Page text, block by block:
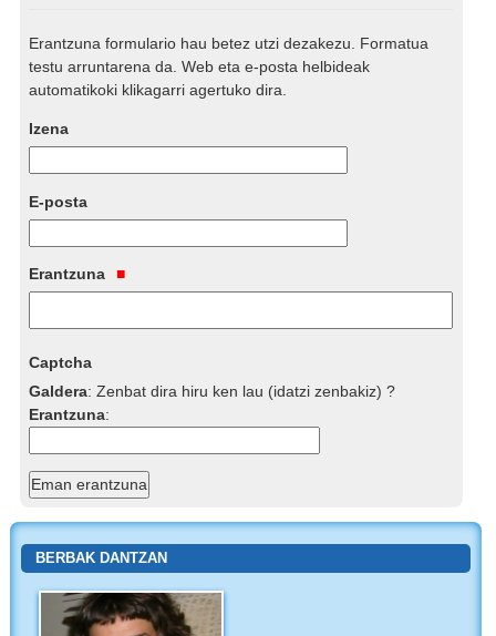
Erantzuna formulario hau betez utzi dezakezu. Formatua
testu arruntarena da. Web eta e-posta helbideak
automatikoki klikagarri agertuko dira.
Izena
E-posta
Erantzuna
Captcha
Galdera:Zenbat dira hiru ken lau (idatzi zenbakiz) ?
Erantzuna:
BERBAK DANTZAN